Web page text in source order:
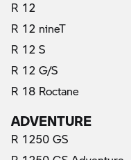
R 12
R 12 nineT
R 12 S
R 12 G/S
R 18 Roctane
ADVENTURE
R 1250 GS